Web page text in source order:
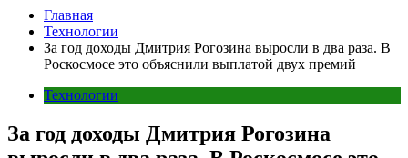
Главная
Технологии
За год доходы Дмитрия Рогозина выросли в два раза. В
Роскосмосе это объяснили выплатой двух премий
Технологии
За год доходы Дмитрия Рогозина